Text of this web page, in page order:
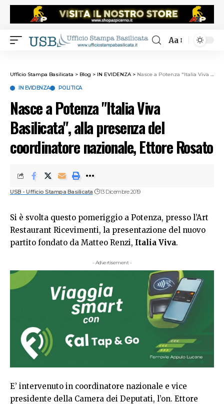
Aa
Ufficio Stampa Basilicata > Blog > IN EVIDENZA> Nasce a Potenza "Italia Viva Basilicata", alla presenza del coordinatore nazionale, Ettore Rosato
IN EVIDENZA POLITICA
Nasce a Potenza "Italia Viva
Basilicata", alla presenza del
coordinatore nazionale, Ettore Rosato
USB - Ufficio Stampa Basilicata 13 Dicembre 2019
Si è svolta questo pomeriggio a Potenza, presso l’Art
Restaurant Ricevimenti, la presentazione del nuovo
partito fondato da Matteo Renzi, Italia Viva.
- Advertisement -
E’ intervenuto in coordinatore nazionale e vice
presidente della Camera dei Deputati, l’on. Ettore